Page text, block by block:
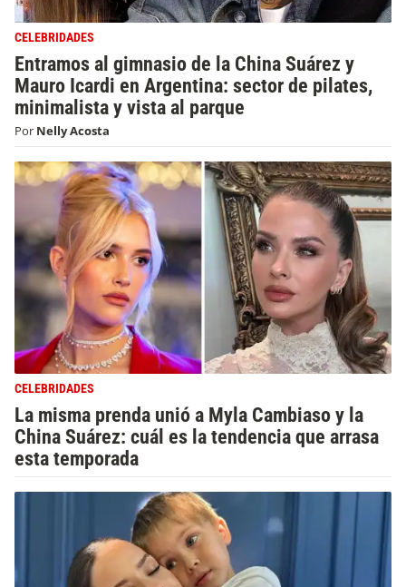
CELEBRIDADES
Entramos al gimnasio de la China Suárez y
Mauro Icardi en Argentina: sector de pilates,
minimalista y vista al parque
Por Nelly Acosta
CELEBRIDADES
La misma prenda unió a Myla Cambiaso y la
China Suárez: cuál es la tendencia que arrasa
esta temporada